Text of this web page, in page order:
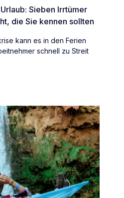
Sieben Irrtümer
die Sie kennen sollten
kann es in den Ferien
schnell zu Streit